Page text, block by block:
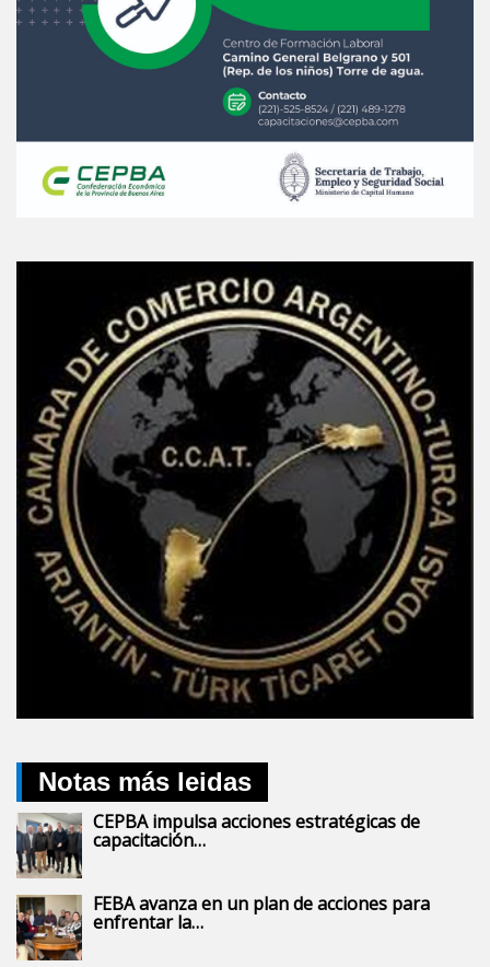
Notas más leidas
CEPBA impulsa acciones estratégicas de
capacitación…
FEBA avanza en un plan de acciones para
enfrentar la…